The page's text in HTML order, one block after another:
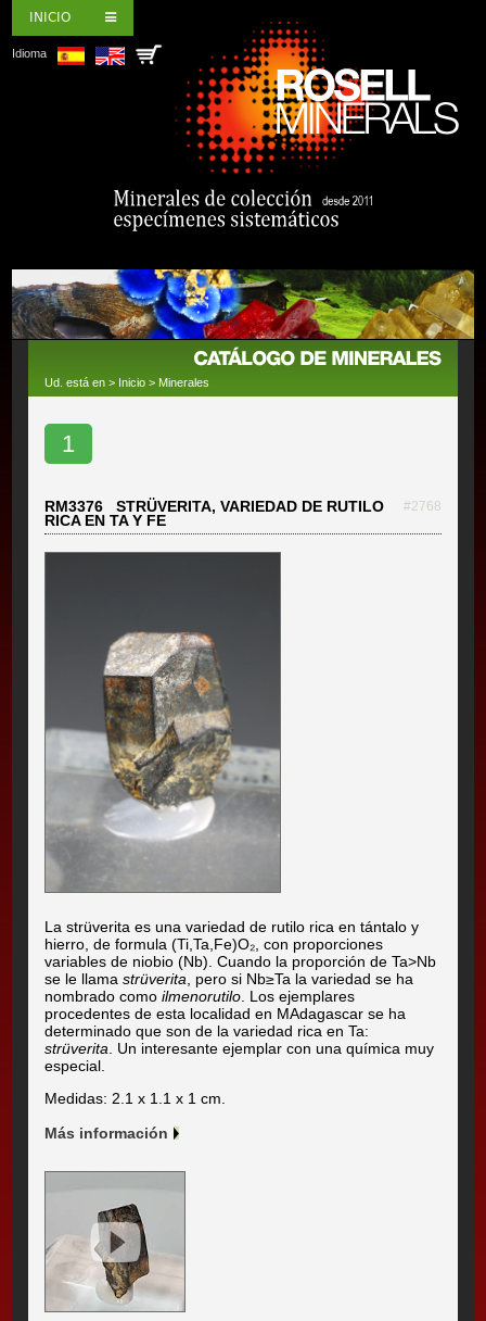
INICIO
Idioma
Ud. está en > Inicio > Minerales
1
RM3376 STRÜVERITA, VARIEDAD DE RUTILO
RICA EN TA Y FE
#2768
La strüverita es una variedad de rutilo rica en tántalo y
hierro, de formula (Ti,Ta,Fe)O₂, con proporciones
variables de niobio (Nb). Cuando la proporción de Ta>Nb
se le llamastrüverita , pero si Nb≥Ta la variedad se ha
nombrado comoilmenorutilo . Los ejemplares
procedentes de esta localidad en MAdagascar se ha
determinado que son de la variedad rica en Ta:
strüverita . Un interesante ejemplar con una química muy
especial.
Medidas: 2.1 x 1.1 x 1 cm.
Más información